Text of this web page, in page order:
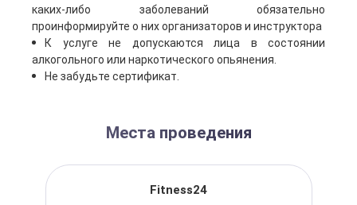
каких-либо заболеваний обязательно
проинформируйте о них организаторов и инструктора
К услуге не допускаются лица в состоянии
алкогольного или наркотического опьянения.
Не забудьте сертификат.
Места проведения
Fitness24